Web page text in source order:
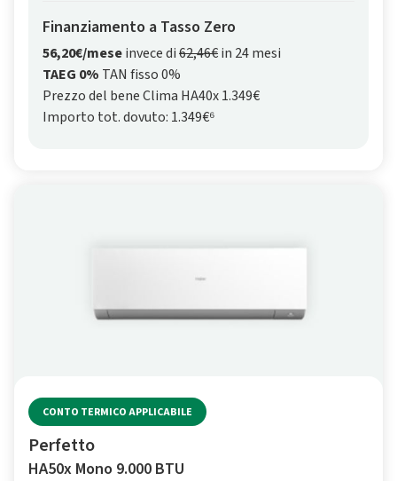
Finanziamento a Tasso Zero
56,20€/meseinvece di62,46€in 24 mesi
TAEG 0% TAN fisso 0%
Prezzo del bene Clima HA40x 1.349€
Importo tot. dovuto: 1.349€⁶
CONTO TERMICO APPLICABILE
Perfetto
HA50x Mono 9.000 BTU